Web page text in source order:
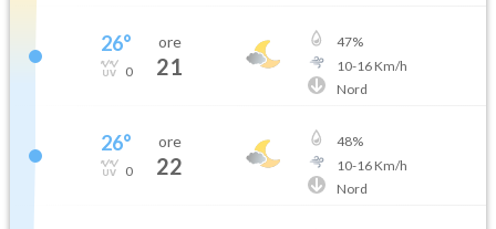
26°
0
ore
21
47%
10-16Km/h
Nord
26°
0
ore
22
48%
10-16Km/h
Nord